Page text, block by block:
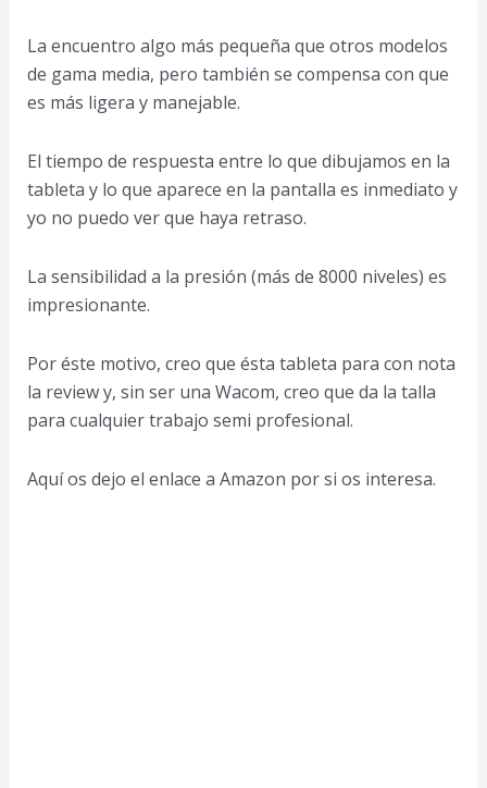
La encuentro algo más pequeña que otros modelos
de gama media, pero también se compensa con que
es más ligera y manejable.
El tiempo de respuesta entre lo que dibujamos en la
tableta y lo que aparece en la pantalla es inmediato y
yo no puedo ver que haya retraso.
La sensibilidad a la presión (más de 8000 niveles) es
impresionante.
Por éste motivo, creo que ésta tableta para con nota
la review y, sin ser una Wacom, creo que da la talla
para cualquier trabajo semi profesional.
Aquí os dejo el enlace a Amazon por si os interesa.